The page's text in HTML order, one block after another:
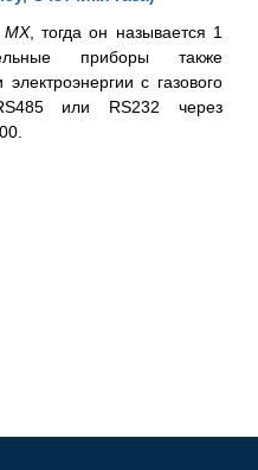
MX, тогда он называется 1
приборы также
с газового
или RS232 через